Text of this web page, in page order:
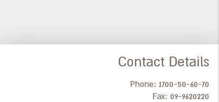
Contact Details
Phone: 1700-50-60-70
Fax: 09-9620220